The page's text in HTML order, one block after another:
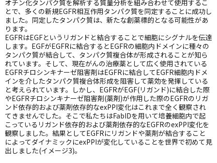
オチン化タンパク質を解析する質量分析を組み合わせて使用するこ
とで、多くの新規EGFR相互作用タンパク質を同定することに成功し
ました。同定したタンパク質は、新たな創薬標的となる可能性があ
ります。
EGFRはEGFというリガンドと結合することで細胞にシグナルを伝達
します。EGFがEGFRに結合するとEGFRの細胞内ドメインに種々の
タンパク質が結合して、タンパク質複合体が形成されることが知ら
れています。そして、現在がんの治療薬として広く使用されている
EGFRチロシンキナーゼ阻害剤はEGFRに結合してEGFR細胞内ドメ
インを介したタンパク質複合体形成を阻害して薬効を発揮している
と考えられています。しかし、EGFRがEGF(リガンド)に結合した際
やEGFRチロシンキナーゼ阻害剤(薬剤)が作用した際のEGFRのリガ
ンド依存的および薬剤依存的なexPPI変化はこれまで全く観察され
てきませんでした。そこで私たちはFabIDを用いて培養細胞内で起
こっているリガンド依存的および薬剤依存的なEGFRのexPPI変化を
観察しました。結果としてEGFRにリガンドや薬剤が結合すること
によってダイナミックにexPPIが変化していることを世界で初めて見
出しました(イメージ3)。